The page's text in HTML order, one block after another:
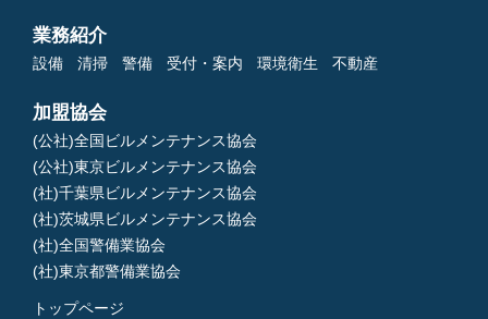
業務紹介
設備 清掃 警備 受付・案内 環境衛生 不動産
加盟協会
(公社)全国ビルメンテナンス協会
(公社)東京ビルメンテナンス協会
(社)千葉県ビルメンテナンス協会
(社)茨城県ビルメンテナンス協会
(社)全国警備業協会
(社)東京都警備業協会
トップページ